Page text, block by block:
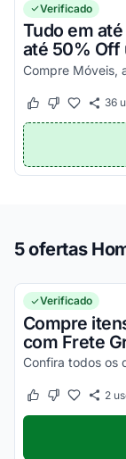
Verificado
Tudo em
até 50% Off
Este cupom
Este cupom36
5 ofertas
Verificado
Compre
com Frete
Este cupom
Este cupom
2